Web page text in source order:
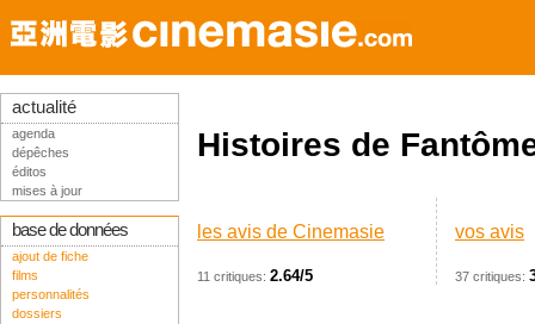
Histoires de
les avis de Cinemasie
11 critiques: 2.64/5
vos avis
37 critiques:
actualité
agenda
dépêches
éditos
mises à jour
base de données
ajout de fiche
films
personnalités
dossiers